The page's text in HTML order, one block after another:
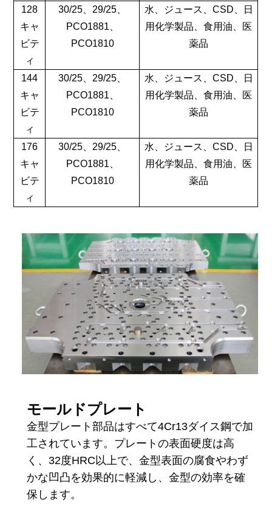
128
キャ
ビテ
ィ
30/25、29/25、
PCO1881、
PCO1810
水、ジュース、CSD、日
用化学製品、食用油、医
薬品
144
キャ
ビテ
ィ
30/25、29/25、
PCO1881、
PCO1810
水、ジュース、CSD、日
用化学製品、食用油、医
薬品
176
キャ
ビテ
ィ
30/25、29/25、
PCO1881、
PCO1810
水、ジュース、CSD、日
用化学製品、食用油、医
薬品
モールドプレート
金型プレート部品はすべて4Cr13ダイス鋼で加
工されています。プレートの表面硬度は高
く、32度HRC以上で、金型表面の腐食やわず
かな凹凸を効果的に軽減し、金型の効率を確
保します。